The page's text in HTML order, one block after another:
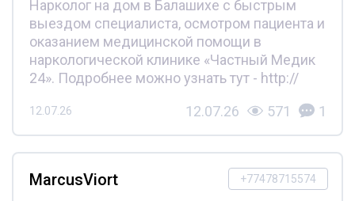
Нарколог на дом в Балашихе с быстрым
выездом специалиста, осмотром пациента и
оказанием медицинской помощи в
наркологической клинике «Частный Медик
24». Подробнее можно узнать тут - http://
12.07.26 12.07.26 571 1
+77478715574
MarcusViort